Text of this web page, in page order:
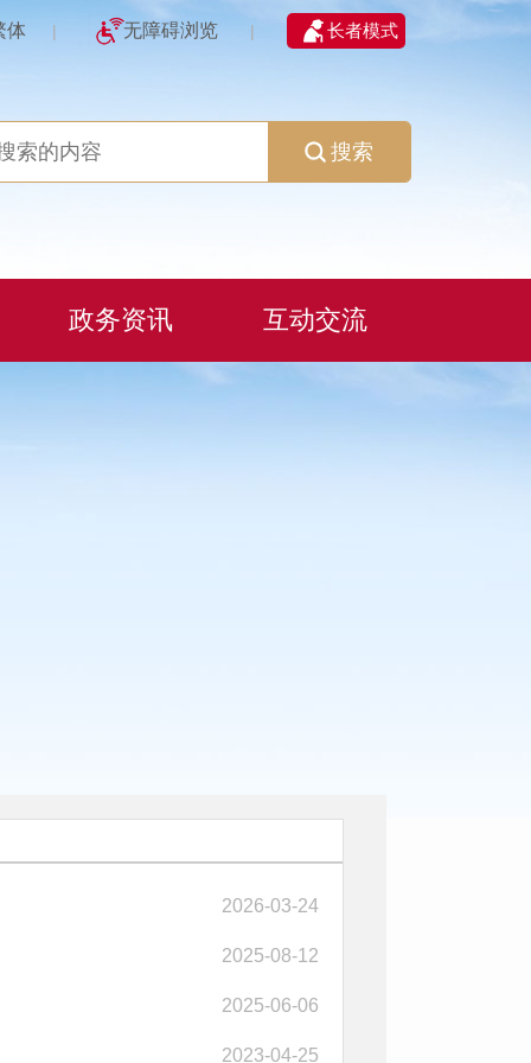
体 | 无障碍浏览 | 长者模式
搜索
政务资讯 互动交流
2026-03-24
2025-08-12
2025-06-06
2023-04-25